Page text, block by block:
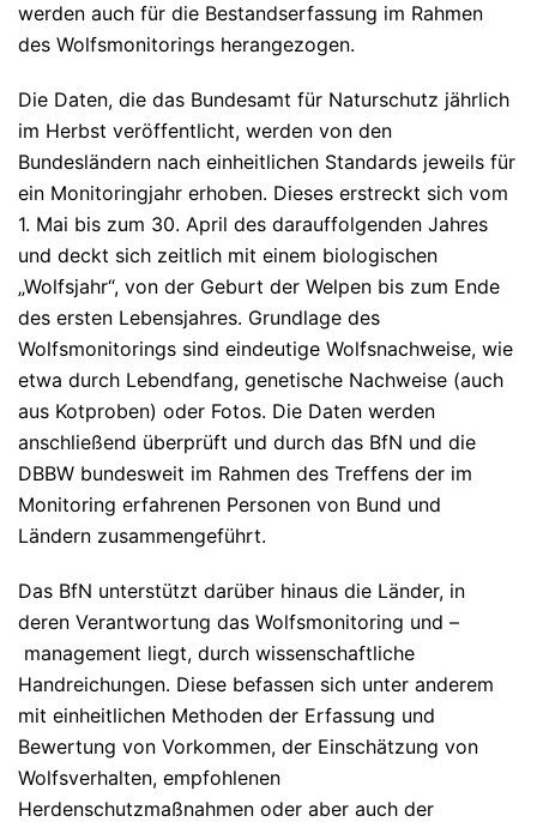
werden auch für die Bestandserfassung im Rahmen
des Wolfsmonitorings herangezogen.
Die Daten, die das Bundesamt für Naturschutz jährlich
im Herbst veröffentlicht, werden von den
Bundesländern nach einheitlichen Standards jeweils für
ein Monitoringjahr erhoben. Dieses erstreckt sich vom
1. Mai bis zum 30. April des darauffolgenden Jahres
und deckt sich zeitlich mit einem biologischen
„Wolfsjahr“, von der Geburt der Welpen bis zum Ende
des ersten Lebensjahres. Grundlage des
Wolfsmonitorings sind eindeutige Wolfsnachweise, wie
etwa durch Lebendfang, genetische Nachweise (auch
aus Kotproben) oder Fotos. Die Daten werden
anschließend überprüft und durch das BfN und die
DBBW bundesweit im Rahmen des Treffens der im
Monitoring erfahrenen Personen von Bund und
Ländern zusammengeführt.
Das BfN unterstützt darüber hinaus die Länder, in
deren Verantwortung das Wolfsmonitoring und –
management liegt, durch wissenschaftliche
Handreichungen. Diese befassen sich unter anderem
mit einheitlichen Methoden der Erfassung und
Bewertung von Vorkommen, der Einschätzung von
Wolfsverhalten, empfohlenen
Herdenschutzmaßnahmen oder aber auch der